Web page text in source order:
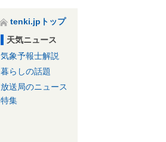
tenki.jpトップ
天気ニュース
気象予報士解説
暮らしの話題
放送局のニュース
特集